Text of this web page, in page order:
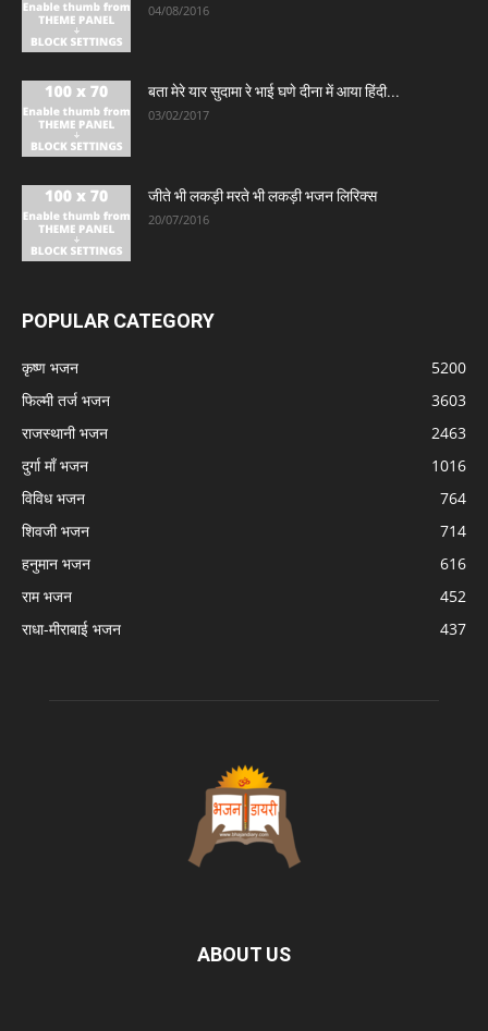
04/08/2016
बता मेरे यार सुदामा रे भाई घणे दीना में आया हिंदी...
03/02/2017
जीते भी लकड़ी मरते भी लकड़ी भजन लिरिक्स
20/07/2016
POPULAR CATEGORY
कृष्ण भजन
5200
फिल्मी तर्ज भजन
3603
राजस्थानी भजन
2463
दुर्गा माँ भजन
1016
विविध भजन
764
शिवजी भजन
714
हनुमान भजन
616
राम भजन
452
राधा-मीराबाई भजन
437
ABOUT US